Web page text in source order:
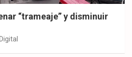
“trameaje” y disminuir